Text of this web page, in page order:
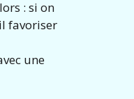
: si on
favoriser
une